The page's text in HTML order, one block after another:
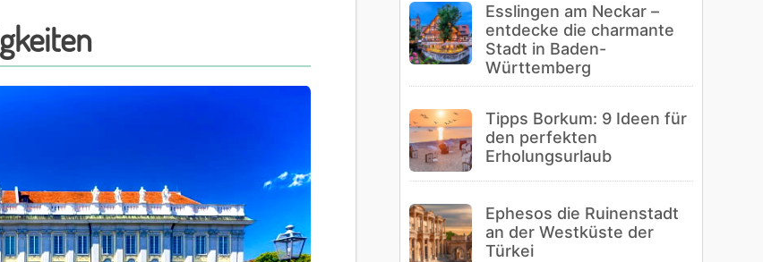
Esslingen am Neckar –
entdecke die charmante
Stadt in Baden-
Württemberg
Tipps Borkum: 9 Ideen für
den perfekten
Erholungsurlaub
Ephesos die Ruinenstadt
an der Westküste der
Türkei